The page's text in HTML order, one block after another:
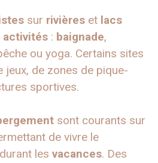
sur rivières et lacs
activités : baignade,
ou yoga. Certains sites
jeux, de zones de pique-
sportives.
sont courants sur
de vivre le
durant les vacances. Des